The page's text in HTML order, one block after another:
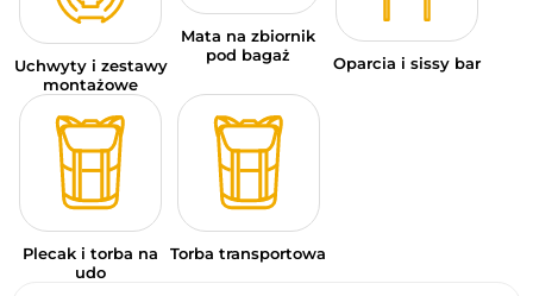
Uchwyty i zestawy
montażowe
Mata na zbiornik
pod bagaż
Oparcia i sissy bar
Plecak i torba na
udo
Torba transportowa